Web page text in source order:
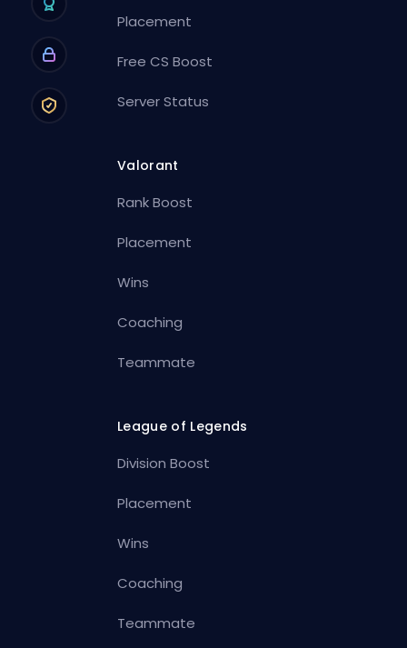
Placement
Free CS Boost
Server Status
Valorant
Rank Boost
Placement
Wins
Coaching
Teammate
League of Legends
Division Boost
Placement
Wins
Coaching
Teammate